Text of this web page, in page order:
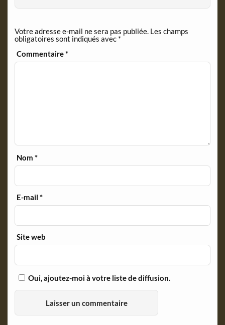
e
d
l
y
Votre adresse e-mail ne sera pas publiée. Les champs
obligatoires sont indiqués avec *
Commentaire*
Nom*
E-mail*
Site web
Oui, ajoutez-moi à votre liste de diffusion.